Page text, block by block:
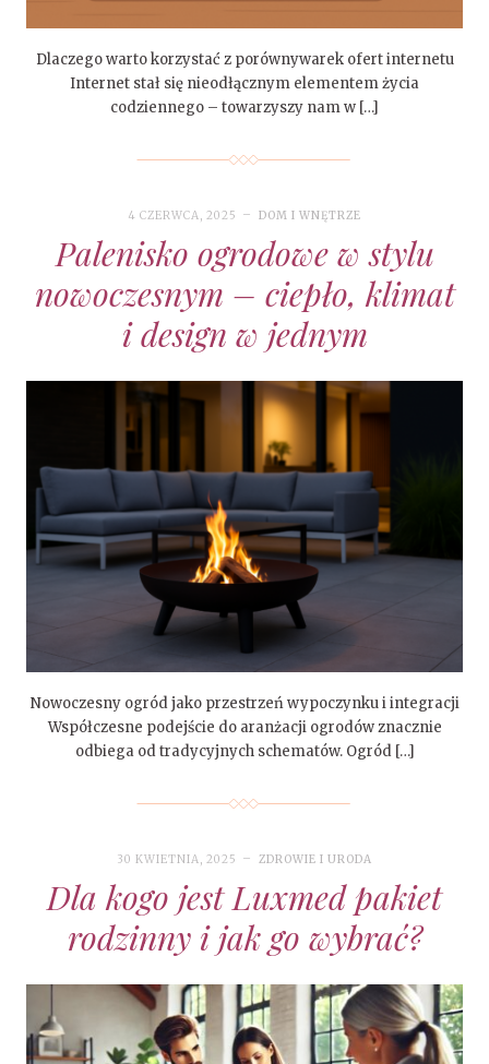
Dlaczego warto korzystać z porównywarek ofert internetu
Internet stał się nieodłącznym elementem życia
codziennego – towarzyszy nam w […]
4 CZERWCA, 2025 DOM I WNĘTRZE
Palenisko ogrodowe w stylu
nowoczesnym – ciepło, klimat
i design w jednym
Nowoczesny ogród jako przestrzeń wypoczynku i integracji
Współczesne podejście do aranżacji ogrodów znacznie
odbiega od tradycyjnych schematów. Ogród […]
30 KWIETNIA, 2025 ZDROWIE I URODA
Dla kogo jest Luxmed pakiet
rodzinny i jak go wybrać?